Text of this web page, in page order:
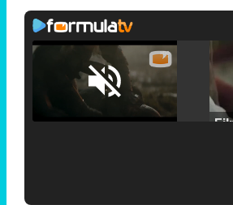
Unmute /
Loaded:
25.30%